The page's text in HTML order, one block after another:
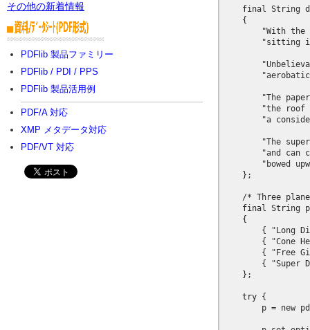
その他の新着情報
PDFlib 製品ファミリー
PDFlib / PDI / PPS
PDFlib 製品活用例
PDF/A 対応
XMP メタデータ対応
PDF/VT 対応